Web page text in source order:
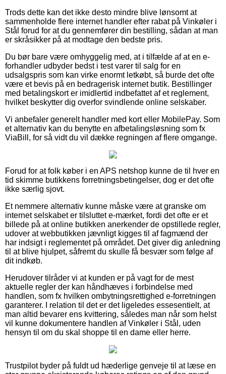
Trods dette kan det ikke desto mindre blive lønsomt at
sammenholde flere internet handler efter rabat på Vinkøler i
Stål forud for at du gennemfører din bestilling, sådan at man
er skråsikker på at modtage den bedste pris.
Du bør bare være omhyggelig med, at i tilfælde af at en e-
forhandler udbyder bedst i test varer til salg for en
udsalgspris som kan virke enormt letkøbt, så burde det ofte
være et bevis på en bedragerisk internet butik. Bestillinger
med betalingskort er imidlertid indbefattet af et reglement,
hvilket beskytter dig overfor svindlende online selskaber.
Vi anbefaler generelt handler med kort eller MobilePay. Som
et alternativ kan du benytte en afbetalingsløsning som fx
ViaBill, for så vidt du vil dække regningen af flere omgange.
Forud for at folk køber i en APS netshop kunne de til hver en
tid skimme butikkens forretningsbetingelser, dog er det ofte
ikke særlig sjovt.
Et nemmere alternativ kunne måske være at granske om
internet selskabet er tilsluttet e-mærket, fordi det ofte er et
billede på at online butikken anerkender de opstillede regler,
udover at webbutikken jævnligt kigges til af fagmænd der
har indsigt i reglementet på området. Det giver dig anledning
til at blive hjulpet, såfremt du skulle få besvær som følge af
dit indkøb.
Herudover tilråder vi at kunden er på vagt for de mest
aktuelle regler der kan håndhæves i forbindelse med
handlen, som fx hvilken ombytningsrettighed e-forretningen
garanterer. I relation til det er det ligeledes essesentielt, at
man altid bevarer ens kvittering, således man når som helst
vil kunne dokumentere handlen af Vinkøler i Stål, uden
hensyn til om du skal shoppe til en dame eller herre.
Trustpilot byder på fuldt ud hæderlige genveje til at læse en